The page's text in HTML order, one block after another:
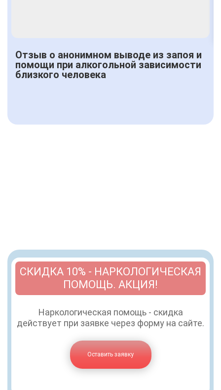
Отзыв о анонимном выводе из запоя и
помощи при алкогольной зависимости
близкого человека
СКИДКА 10% - НАРКОЛОГИЧЕСКАЯ
ПОМОЩЬ. АКЦИЯ!
Наркологическая помощь - скидка
действует при заявке через форму на сайте.
Оставить заявку